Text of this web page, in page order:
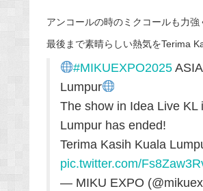
アンコールの時のミクコールも力強
最後まで素晴らしい熱気をTerima
#MIKUEXPO2025
Lumpur
The show in Idea Live KL
Lumpur has ended!
Terima Kasih Kuala
pic.twitter.com/
— MIKU EXPO